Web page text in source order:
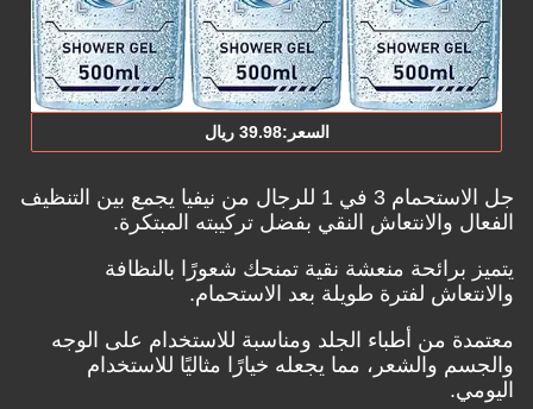
السعر:‎39.‎98‏ ريال
جل الاستحمام 3 في 1 للرجال من نيفيا يجمع بين التنظيف
الفعال والانتعاش النقي بفضل تركيبته المبتكرة.
يتميز برائحة منعشة نقية تمنحك شعورًا بالنظافة
والانتعاش لفترة طويلة بعد الاستحمام.
معتمدة من أطباء الجلد ومناسبة للاستخدام على الوجه
والجسم والشعر، مما يجعله خيارًا مثاليًا للاستخدام
اليومي.